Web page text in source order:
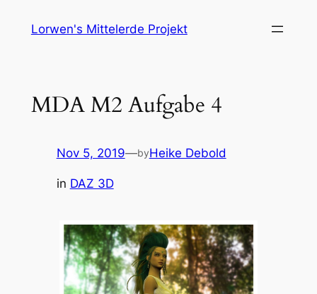
Lorwen's Mittelerde Projekt
MDA M2 Aufgabe 4
Nov 5, 2019—byHeike Debold
in DAZ 3D